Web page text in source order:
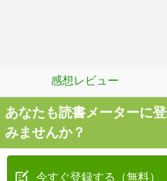
感想レビュー
あなたも読書メーターに
みませんか？
今すぐ登録する（無料）